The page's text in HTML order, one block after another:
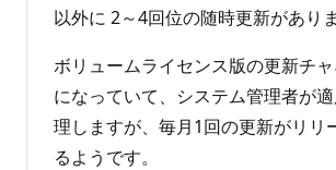
以外に 2～4回位の随時更新がありま
ボリュームライセンス版の更新チ
になっていて、システム管理者が
理しますが、毎月1回の更新がリリ
るようです。